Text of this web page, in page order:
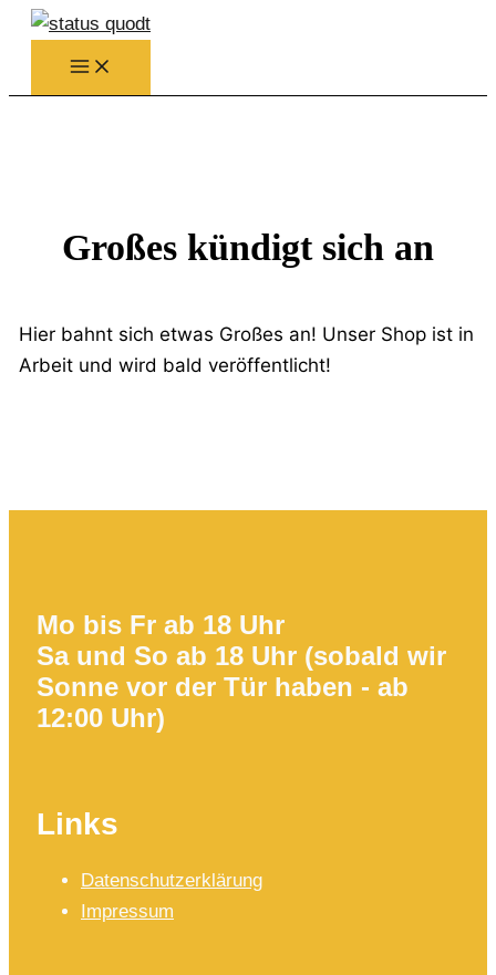
Zum
Inhalt
springen
Großes kündigt sich an
Hier bahnt sich etwas Großes an! Unser Shop ist in
Arbeit und wird bald veröffentlicht!
Mo bis Fr ab 18 Uhr
Sa und So ab 18 Uhr (sobald wir
Sonne vor der Tür haben - ab
12:00 Uhr)
Links
Datenschutzerklärung
Impressum